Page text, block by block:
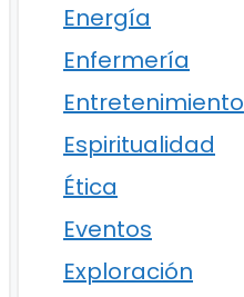
Energía
Enfermería
Entretenimiento
Espiritualidad
Ética
Eventos
Exploración